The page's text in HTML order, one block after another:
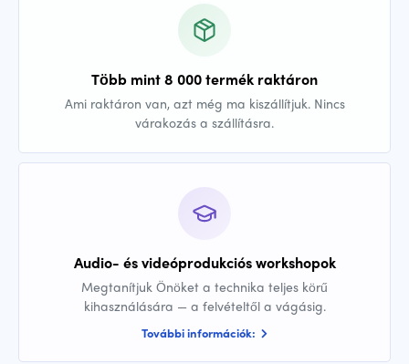
Több mint 8 000 termék raktáron
Ami raktáron van, azt még ma kiszállítjuk. Nincs
várakozás a szállításra.
Audio- és videóprodukciós workshopok
Megtanítjuk Önöket a technika teljes körű
kihasználására — a felvételtől a vágásig.
További információk: